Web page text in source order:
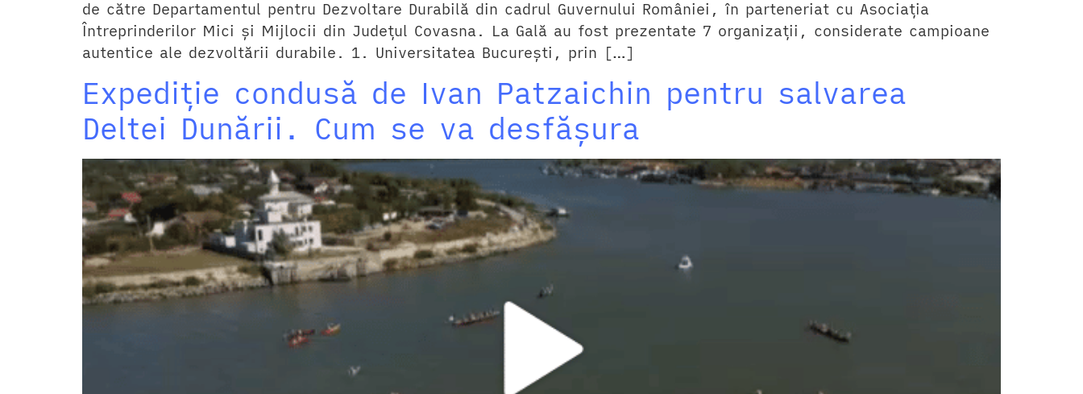
de către Departamentul pentru Dezvoltare Durabilă din cadrul Guvernului României, în parteneriat cu Asociația
Întreprinderilor Mici și Mijlocii din Județul Covasna. La Gală au fost prezentate 7 organizații, considerate campioane
autentice ale dezvoltării durabile. 1. Universitatea București, prin […]
Expediție condusă de Ivan Patzaichin pentru salvarea
Deltei Dunării. Cum se va desfășura